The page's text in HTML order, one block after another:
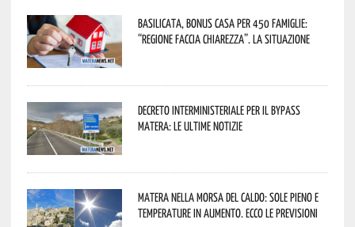
Basilicata, Bonus casa per 450 famiglie:
“Regione faccia chiarezza”. La situazione
Decreto interministeriale per il Bypass
Matera: le ultime notizie
Matera nella morsa del caldo: sole pieno e
temperature in aumento. Ecco le previsioni